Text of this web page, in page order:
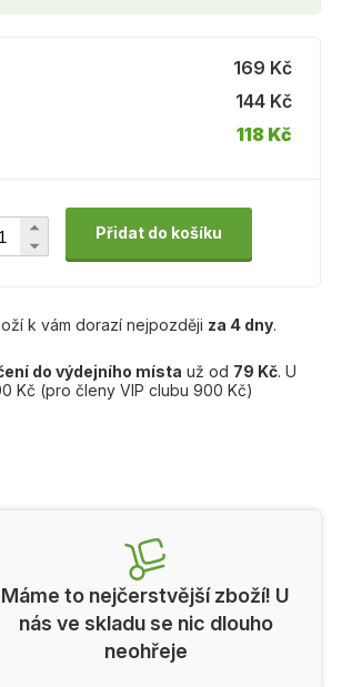
169 Kč
144 Kč
118 Kč
Přidat do košíku
k vám dorazí nejpozději za 4 dny.
do výdejního místa už od 79 Kč. U
Kč (pro členy VIP clubu 900 Kč)
Máme to nejčerstvější zboží! U
nás ve skladu se nic dlouho
neohřeje